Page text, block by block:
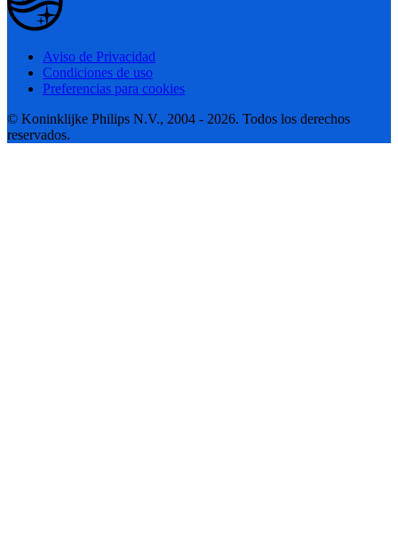
Aviso de Privacidad
Condiciones de uso
Preferencias para cookies
© Koninklijke Philips N.V., 2004 - 2026. Todos los derechos
reservados.